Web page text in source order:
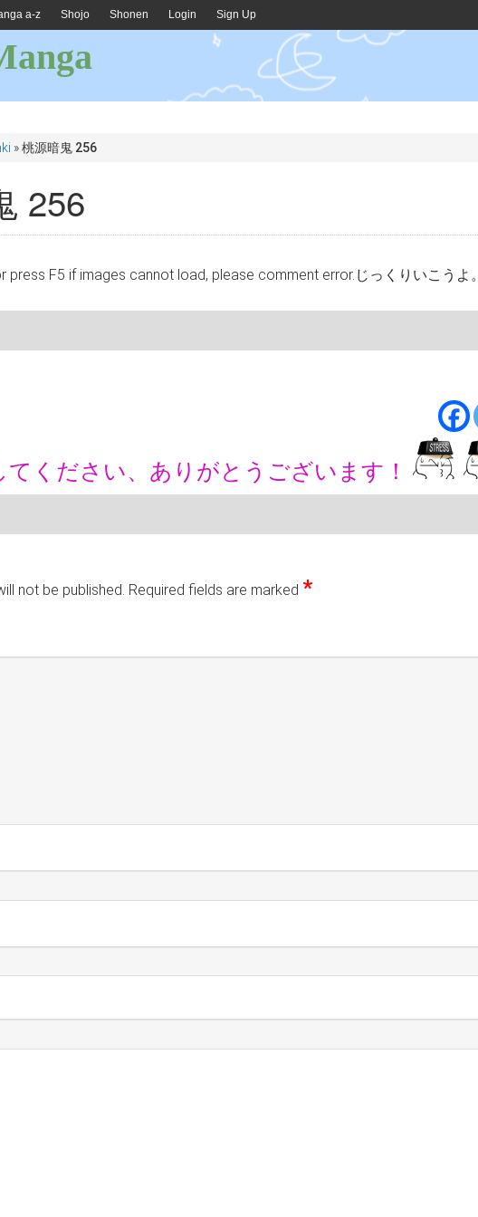
a-z Shojo Shonen Login Sign Up
»桃源暗鬼 256
256
press F5 if images cannot load, please comment error.じっくりいこうよ。
てください、ありがとうございます！
not be published. Required fields are marked *